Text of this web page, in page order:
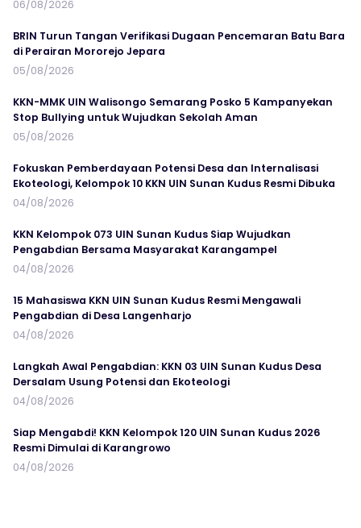
06/08/2026
BRIN Turun Tangan Verifikasi Dugaan Pencemaran Batu Bara
di Perairan Mororejo Jepara
05/08/2026
KKN-MMK UIN Walisongo Semarang Posko 5 Kampanyekan
Stop Bullying untuk Wujudkan Sekolah Aman
05/08/2026
Fokuskan Pemberdayaan Potensi Desa dan Internalisasi
Ekoteologi, Kelompok 10 KKN UIN Sunan Kudus Resmi Dibuka
04/08/2026
KKN Kelompok 073 UIN Sunan Kudus Siap Wujudkan
Pengabdian Bersama Masyarakat Karangampel
04/08/2026
15 Mahasiswa KKN UIN Sunan Kudus Resmi Mengawali
Pengabdian di Desa Langenharjo
04/08/2026
Langkah Awal Pengabdian: KKN 03 UIN Sunan Kudus Desa
Dersalam Usung Potensi dan Ekoteologi
04/08/2026
Siap Mengabdi! KKN Kelompok 120 UIN Sunan Kudus 2026
Resmi Dimulai di Karangrowo
04/08/2026